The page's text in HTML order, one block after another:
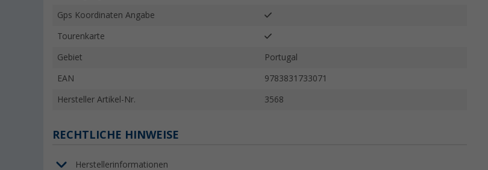
Gps Koordinaten Angabe
Tourenkarte
Gebiet Portugal
EAN 9783831733071
Hersteller Artikel-Nr. 3568
RECHTLICHE HINWEISE
Herstellerinformationen